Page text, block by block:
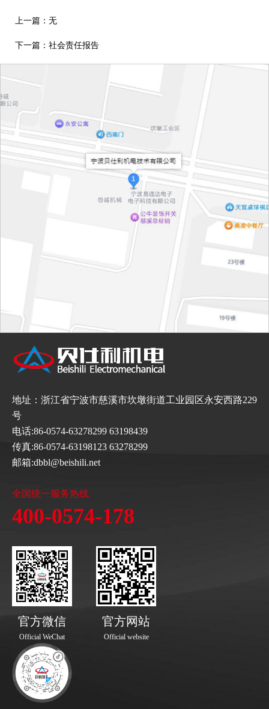
上一篇：无
下一篇： 社会责任报告
地址：浙江省宁波市慈溪市坎墩街道工业园区永安西路229
号
电话:86-0574-63278299 63198439
传真:86-0574-63198123 63278299
邮箱:dbbl@beishili.net
全国统一服务热线
400-0574-178
官方微信
Official WeChat
官方网站
Official website